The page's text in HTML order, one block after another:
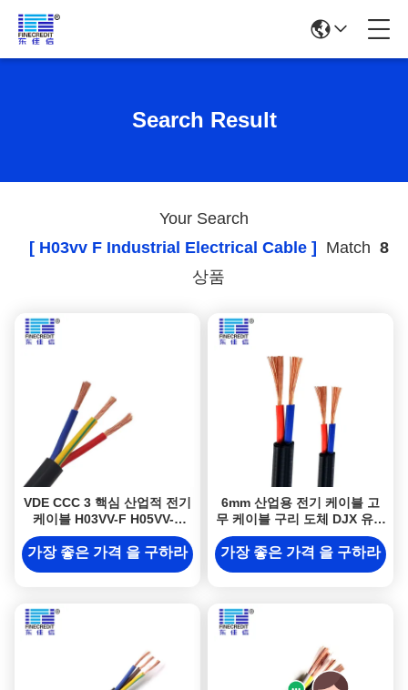
Search Result
Your Search
[ H03vv F Industrial Electrical Cable ]
Match 8
상품
VDE CCC 3 핵심 산업적 전기
케이블 H03VV-F H05VV-F
PVC
가장 좋은 가격 을 구하라
6mm 산업용 전기 케이블 고
무 케이블 구리 도체 DJX 유연
성 케이블
가장 좋은 가격 을 구하라